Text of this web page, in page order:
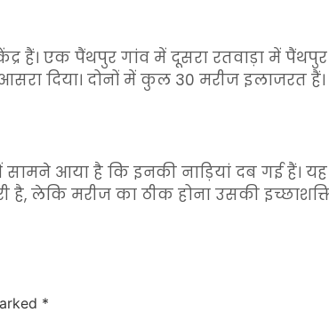
हैं। एक पैंथपुर गांव में दूसरा रतवाड़ा में
दिया। दोनों में कुल 30 मरीज
आया है कि इनकी नाड़ियां दब गई हैं।
है, लेकि मरीज का ठीक होना उसकी
*